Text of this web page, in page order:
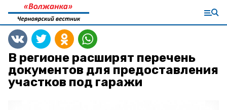
В регионе расширят перечень
документов для предоставления
участков под гаражи